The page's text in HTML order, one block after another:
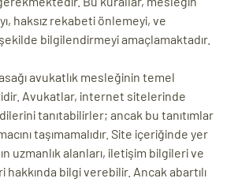
haksız rekabeti önlemeyi, ve
bilgilendirmeyi amaçlamaktadır.
avukatlık mesleğinin temel
Avukatlar, internet sitelerinde
tanıtabilirler; ancak bu tanıtımlar
taşımamalıdır. Site içeriğinde yer
uzmanlık alanları, iletişim bilgileri ve
bilgi verebilir. Ancak abartılı